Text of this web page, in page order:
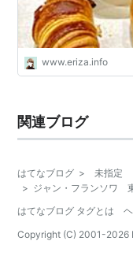
www.eriza.info
関連ブログ
はてなブログ >
未指定
> ジャン・フランソワ
はてなブログ タグとは
Copyright (C) 2001-2026